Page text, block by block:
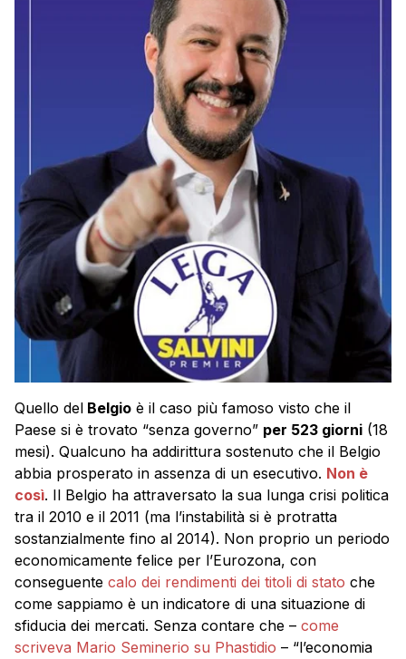
Quello del Belgio è il caso più famoso visto che il
Paese si è trovato “senza governo” per 523 giorni (18
mesi). Qualcuno ha addirittura sostenuto che il Belgio
abbia prosperato in assenza di un esecutivo. Non è
così. Il Belgio ha attraversato la sua lunga crisi politica
tra il 2010 e il 2011 (ma l’instabilità si è protratta
sostanzialmente fino al 2014). Non proprio un periodo
economicamente felice per l’Eurozona, con
conseguente calo dei rendimenti dei titoli di stato che
come sappiamo è un indicatore di una situazione di
sfiducia dei mercati. Senza contare che – come
scriveva Mario Seminerio su Phastidio – “l’economia